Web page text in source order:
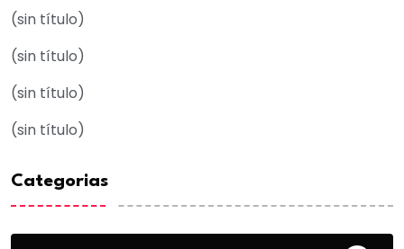
(sin título)
(sin título)
(sin título)
(sin título)
Categorias